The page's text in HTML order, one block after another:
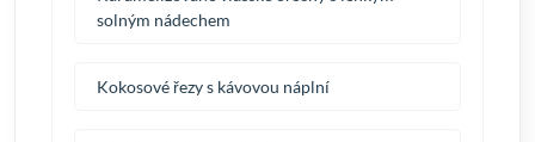
solným nádechem
Kokosové řezy s kávovou náplní